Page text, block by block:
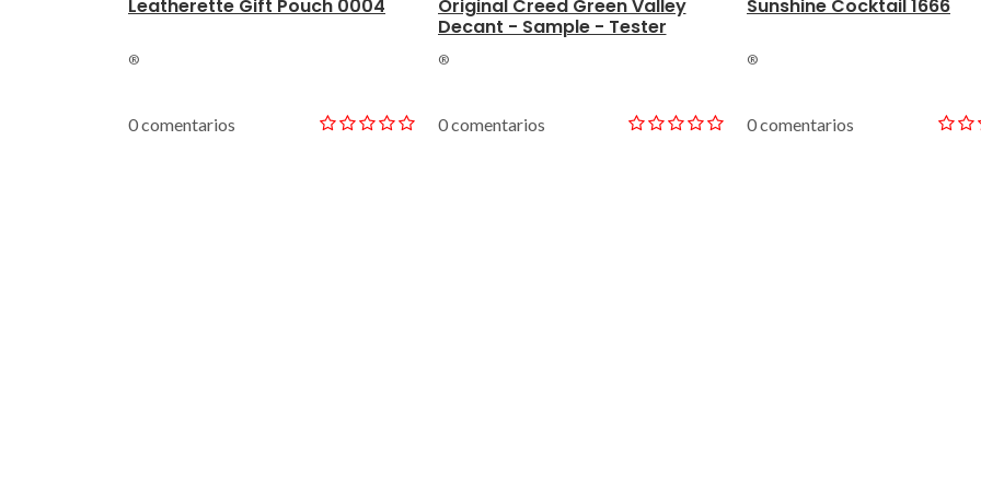
Leatherette Gift Pouch 0004
®
0 comentarios
Original Creed Green Valley
Decant - Sample - Tester
®
0 comentarios
Sunshine Cocktail 1666
®
0 comentarios